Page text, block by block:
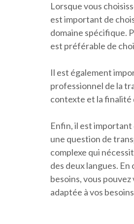
Lorsque vous
est important de
domaine spécifique.
est préférable de
Il est également
professionnel de la
contexte et la finalité
Enfin, il est important
une question de
complexe qui
des deux langues.
besoins, vous
adaptée à vos